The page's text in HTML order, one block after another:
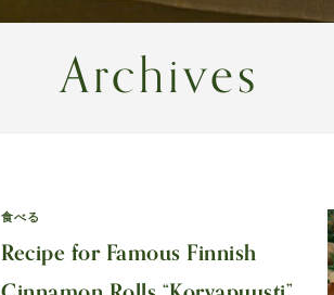
Archives
食べる
Recipe for Famous Finnish